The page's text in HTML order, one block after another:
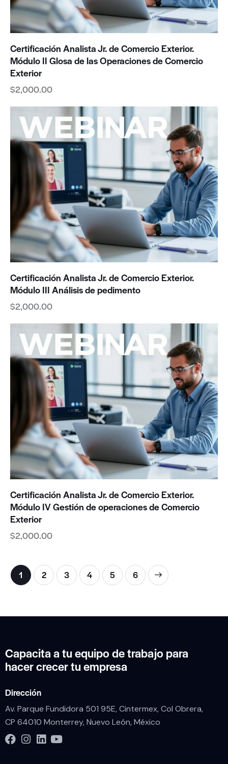
Certificación Analista Jr. de Comercio Exterior.
Módulo II Glosa de las Operaciones de Comercio
Exterior
$2,000.00
Certificación Analista Jr. de Comercio Exterior.
Módulo III Análisis de pedimento
$2,000.00
Certificación Analista Jr. de Comercio Exterior.
Módulo IV Gestión de operaciones de Comercio
Exterior
$2,000.00
1 2 3 4 5 6
→
Capacita a tu equipo de trabajo para
hacer crecer tu empresa
Dirección
Av. Parque Fundidora 501 95E, Cintermex, Col Obrera,
CP 64010 Monterrey, Nuevo León, México